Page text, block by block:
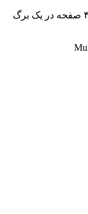
کپی کارت شناسایی کپی ۲و ۴ صفحه در یک برگ